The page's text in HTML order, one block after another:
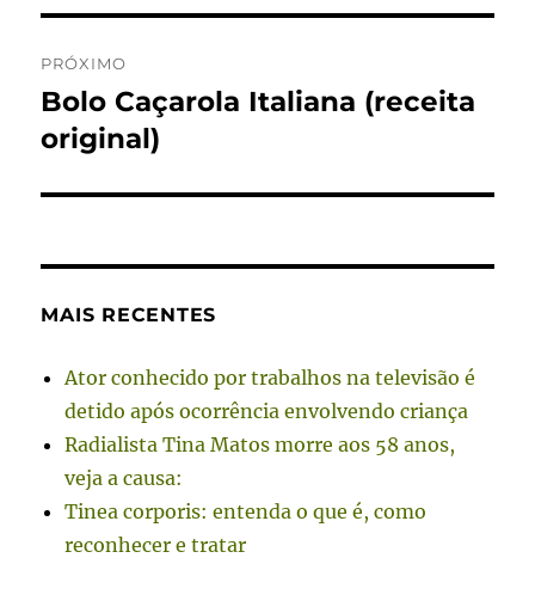
PRÓXIMO
Próximo
post:
Bolo Caçarola Italiana (receita
original)
MAIS RECENTES
Ator conhecido por trabalhos na televisão é
detido após ocorrência envolvendo criança
Radialista Tina Matos morre aos 58 anos,
veja a causa:
Tinea corporis: entenda o que é, como
reconhecer e tratar